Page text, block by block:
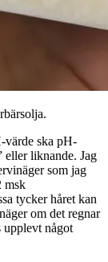
värde ska pH-
eller liknande. Jag
som jag
msk
tycker håret kan
om det regnar
upplevt något